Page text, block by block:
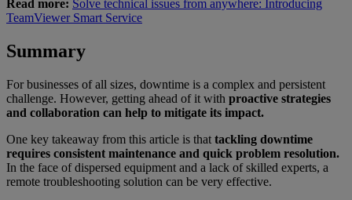
Read more: Solve technical issues from anywhere: Introducing
TeamViewer Smart Service
Summary
For businesses of all sizes, downtime is a complex and persistent
challenge. However, getting ahead of it with proactive strategies
and collaboration can help to mitigate its impact.
One key takeaway from this article is that tackling downtime
requires consistent maintenance and quick problem resolution.
In the face of dispersed equipment and a lack of skilled experts, a
remote troubleshooting solution can be very effective.